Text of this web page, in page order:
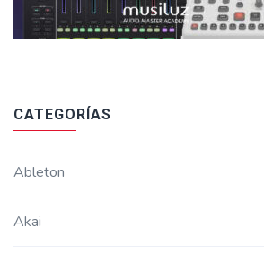
CATEGORÍAS
Ableton
Akai